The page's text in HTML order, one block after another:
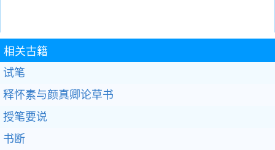
相关古籍
试笔
释怀素与颜真卿论草书
授笔要说
书断